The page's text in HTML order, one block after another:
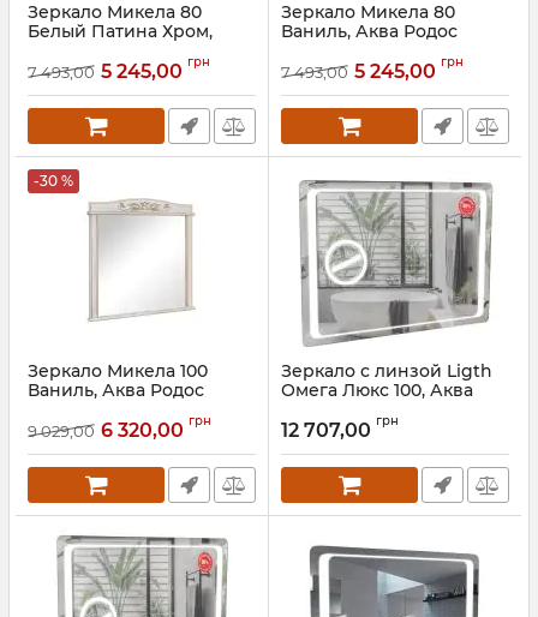
Зеркало Микела 80
Белый Патина Хром,
Артикул:АР000001101
7 493,00 5 245,00 грн
Зеркало Микела 80
Ваниль, Аква Родос
7 493,00 5 245,00 грн
-30 %
Зеркало Микела 100
Ваниль, Аква Родос
9 029,00 6 320,00 грн
Зеркало с линзой Ligth
Омега Люкс 100, Аква
Артикул:АР000018504
12 707,00 грн